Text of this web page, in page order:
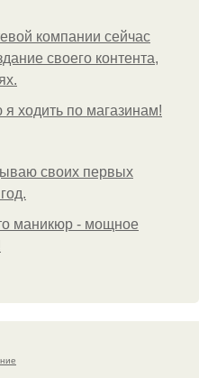
компании сейчас
своего контента,
ходить по магазинам!
своих первых
маникюр - мощное